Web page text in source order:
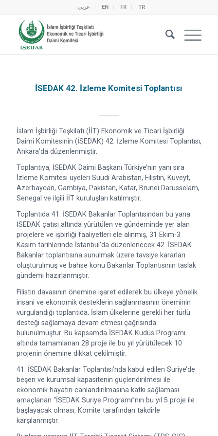
عربي EN FR TR
İSEDAK 42. İzleme Komitesi Toplantısı
İslam İşbirliği Teşkilatı (İİT) Ekonomik ve Ticari İşbirliği
Daimi Komitesinin (İSEDAK) 42. İzleme Komitesi Toplantısı,
Ankara’da düzenlenmiştir.
Toplantıya, İSEDAK Daimi Başkanı Türkiye’nin yanı sıra
İzleme Komitesi üyeleri Suudi Arabistan, Filistin, Kuveyt,
Azerbaycan, Gambiya, Pakistan, Katar, Brunei Darusselam,
Senegal ve ilgili İİT kuruluşları katılmıştır.
Toplantıda 41. İSEDAK Bakanlar Toplantısından bu yana
İSEDAK çatısı altında yürütülen ve gündeminde yer alan
projelere ve işbirliği faaliyetleri ele alınmış, 31 Ekim-3
Kasım tarihlerinde İstanbul’da düzenlenecek 42. İSEDAK
Bakanlar toplantısına sunulmak üzere tavsiye kararları
oluşturulmuş ve bahse konu Bakanlar Toplantısının taslak
gündemi hazırlanmıştır.
Filistin davasının önemine işaret edilerek bu ülkeye yönelik
insani ve ekonomik desteklerin sağlanmasının öneminin
vurgulandığı toplantıda, İslam ülkelerine gerekli her türlü
desteği sağlamaya devam etmesi çağrısında
bulunulmuştur. Bu kapsamda İSEDAK Kudüs Programı
altında tamamlanan 28 proje ile bu yıl yürütülecek 10
projenin önemine dikkat çekilmiştir.
41. İSEDAK Bakanlar Toplantısı’nda kabul edilen Suriye’de
beşeri ve kurumsal kapasitenin güçlendirilmesi ile
ekonomik hayatın canlandırılmasına katkı sağlaması
amaçlanan “İSEDAK Suriye Programı”nın bu yıl 5 proje ile
başlayacak olması, Komite tarafından takdirle
karşılanmıştır.